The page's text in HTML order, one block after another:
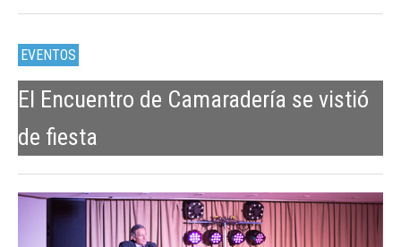
EVENTOS
El Encuentro de Camaradería se vistió
de fiesta